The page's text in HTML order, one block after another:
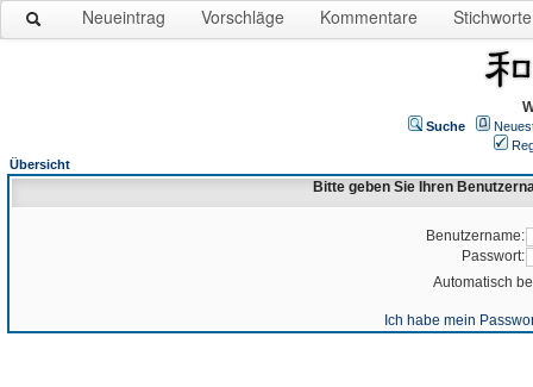
Neueintrag Vorschläge Kommentare Stichworte
Suche
Übersicht
Bitte geben Sie Ihren
Benutzername:
Passwort:
Automatisch
Ich habe mein